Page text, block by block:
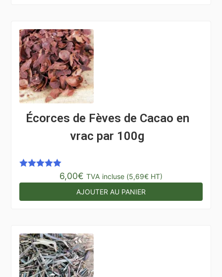
Écorces de Fèves de Cacao en
vrac par 100g
6,00€ TVA incluse (5,69€ HT)
AJOUTER AU PANIER